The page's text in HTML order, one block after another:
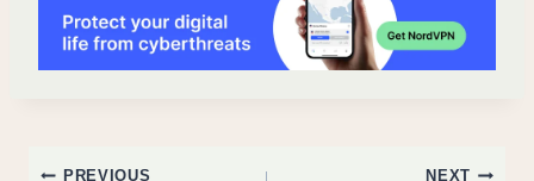
Post
PREVIOUS NEXT